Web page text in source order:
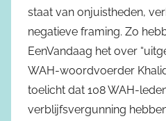
staat van onjuistheden,
negatieve framing. Zo
EenVandaag het over
WAH-woordvoerder
toelicht dat 108 WAH-
verblijfsvergunning